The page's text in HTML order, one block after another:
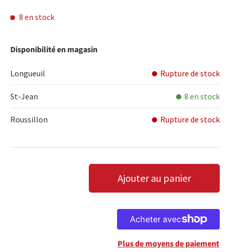
8 en stock
Disponibilité en magasin
Longueuil Rupture de stock
St-Jean 8 en stock
Roussillon Rupture de stock
DIMINUER LA QUANTITÉ
AUGMENTER LA QUANTITÉ
Ajouter au panier
Plus de moyens de paiement